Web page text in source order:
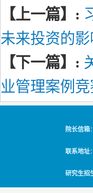
【上一篇】:
未来投资的影
【下一篇】:
业管理案例
院长信箱：
联系地址
研究生招